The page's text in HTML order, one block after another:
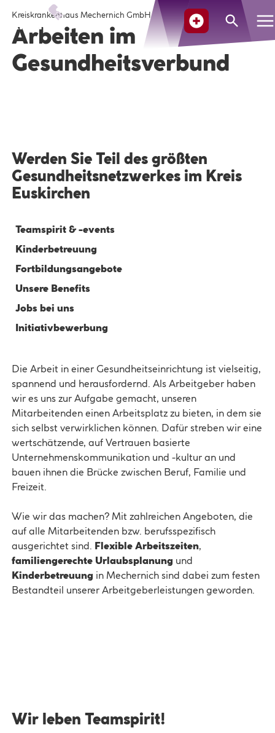
Suche
Kreiskrankenhaus Mechernich GmbH
Arbeiten im
Gesundheitsverbund
Werden Sie Teil des größten
Gesundheitsnetzwerkes im Kreis
Euskirchen
Die Arbeit in einer Gesundheitseinrichtung ist vielseitig,
spannend und herausfordernd. Als Arbeitgeber haben
wir es uns zur Aufgabe gemacht, unseren
Mitarbeitenden einen Arbeitsplatz zu bieten, in dem sie
sich selbst verwirklichen können. Dafür streben wir eine
wertschätzende, auf Vertrauen basierte
Unternehmenskommunikation und -kultur an und
bauen ihnen die Brücke zwischen Beruf, Familie und
Freizeit.
Wie wir das machen? Mit zahlreichen Angeboten, die
auf alle Mitarbeitenden bzw. berufsspezifisch
ausgerichtet sind. Flexible Arbeitszeiten,
familiengerechte Urlaubsplanung und
Kinderbetreuung in Mechernich sind dabei zum festen
Bestandteil unserer Arbeitgeberleistungen geworden.
Teamspirit & -events
Kinderbetreuung
Fortbildungsangebote
Unsere Benefits
Jobs bei uns
Initiativbewerbung
Wir leben Teamspirit!